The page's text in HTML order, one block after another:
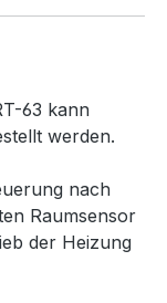
63 kann
werden.
nach
Raumsensor
der Heizung